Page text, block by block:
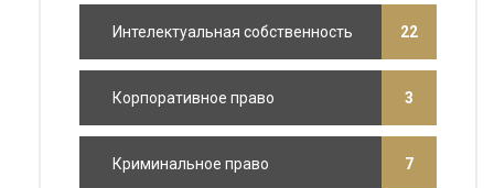
Интелектуальная собственность 22
Корпоративное право 3
Криминальное право 7